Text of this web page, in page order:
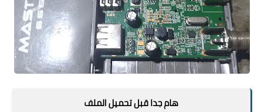
هام جدا قبل تحميل الملف